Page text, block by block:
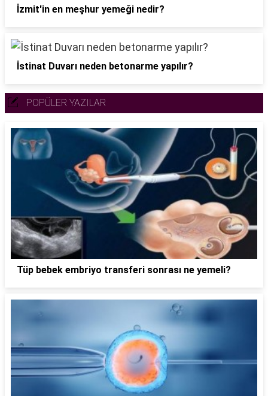
İzmit'in en meşhur yemeği nedir?
İstinat Duvarı neden betonarme yapılır?
POPÜLER YAZILAR
Tüp bebek embriyo transferi sonrası ne yemeli?